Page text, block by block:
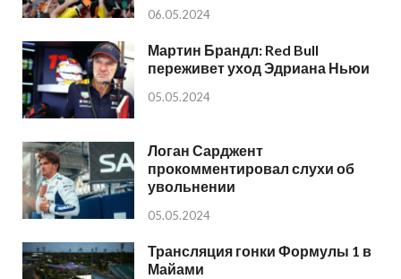
06.05.2024
Мартин Брандл: Red Bull
переживет уход Эдриана Ньюи
05.05.2024
Логан Сарджент
прокомментировал слухи об
увольнении
05.05.2024
Трансляция гонки Формулы 1 в
Майами